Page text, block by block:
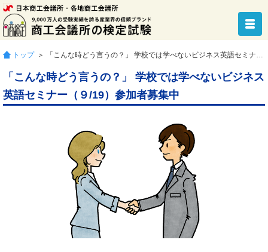
トップ ＞ 「こんな時どう言うの？」 学校では学べないビジネス英語セミナー（９/19）参加者募集中
「こんな時どう言うの？」 学校では学べないビジネス
英語セミナー（９/19）参加者募集中